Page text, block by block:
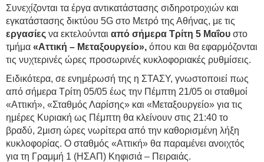
Συνεχίζονται τα έργα αντικατάστασης σιδηροτροχιών και
εγκατάστασης δικτύου 5G στο Μετρό της Αθήνας, με τις
εργασίες να εκτελούνται από σήμερα Τρίτη 5 Μαΐου στο
τμήμα «Αττική – Μεταξουργείο», όπου και θα εφαρμόζονται
τις νυχτερινές ώρες προσωρινές κυκλοφοριακές ρυθμίσεις.
Ειδικότερα, σε ενημέρωσή της η ΣΤΑΣΥ, γνωστοποιεί πως
από σήμερα Τρίτη 05/05 έως την Πέμπτη 21/05 οι σταθμοί
«Αττική», «Σταθμός Λαρίσης» και «Μεταξουργείο» για τις
ημέρες Κυριακή ως Πέμπτη θα κλείνουν στις 21:40 το
βραδύ, 2μιση ώρες νωρίτερα από την καθορισμένη λήξη
κυκλοφορίας. Ο σταθμός «Αττική» θα παραμένει ανοιχτός
για τη Γραμμή 1 (ΗΣΑΠ) Κηφισιά – Πειραιάς.